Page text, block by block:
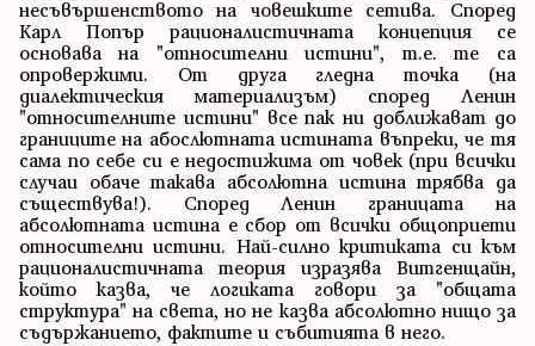
несъвършенството на човешките сетива. Според
Карл Попър рационалистичната концепция се
основава на "относителни истини", т.е. те са
опровержими. От друга гледна точка (на
диалектическия материализъм) според Ленин
"относителните истини" все пак ни доближават до
границите на абослютната истината въпреки, че тя
сама по себе си е недостижима от човек (при всички
случаи обаче такава абсолютна истина трябва да
съществува!). Според Ленин границата на
абсолютната истина е сбор от всички общоприети
относителни истини. Най-силно критиката си към
рационалистичната теория изразява Витгенщайн,
който казва, че логиката говори за "общата
структура" на света, но не казва абсолютно нищо за
съдържанието, фактите и събитията в него.